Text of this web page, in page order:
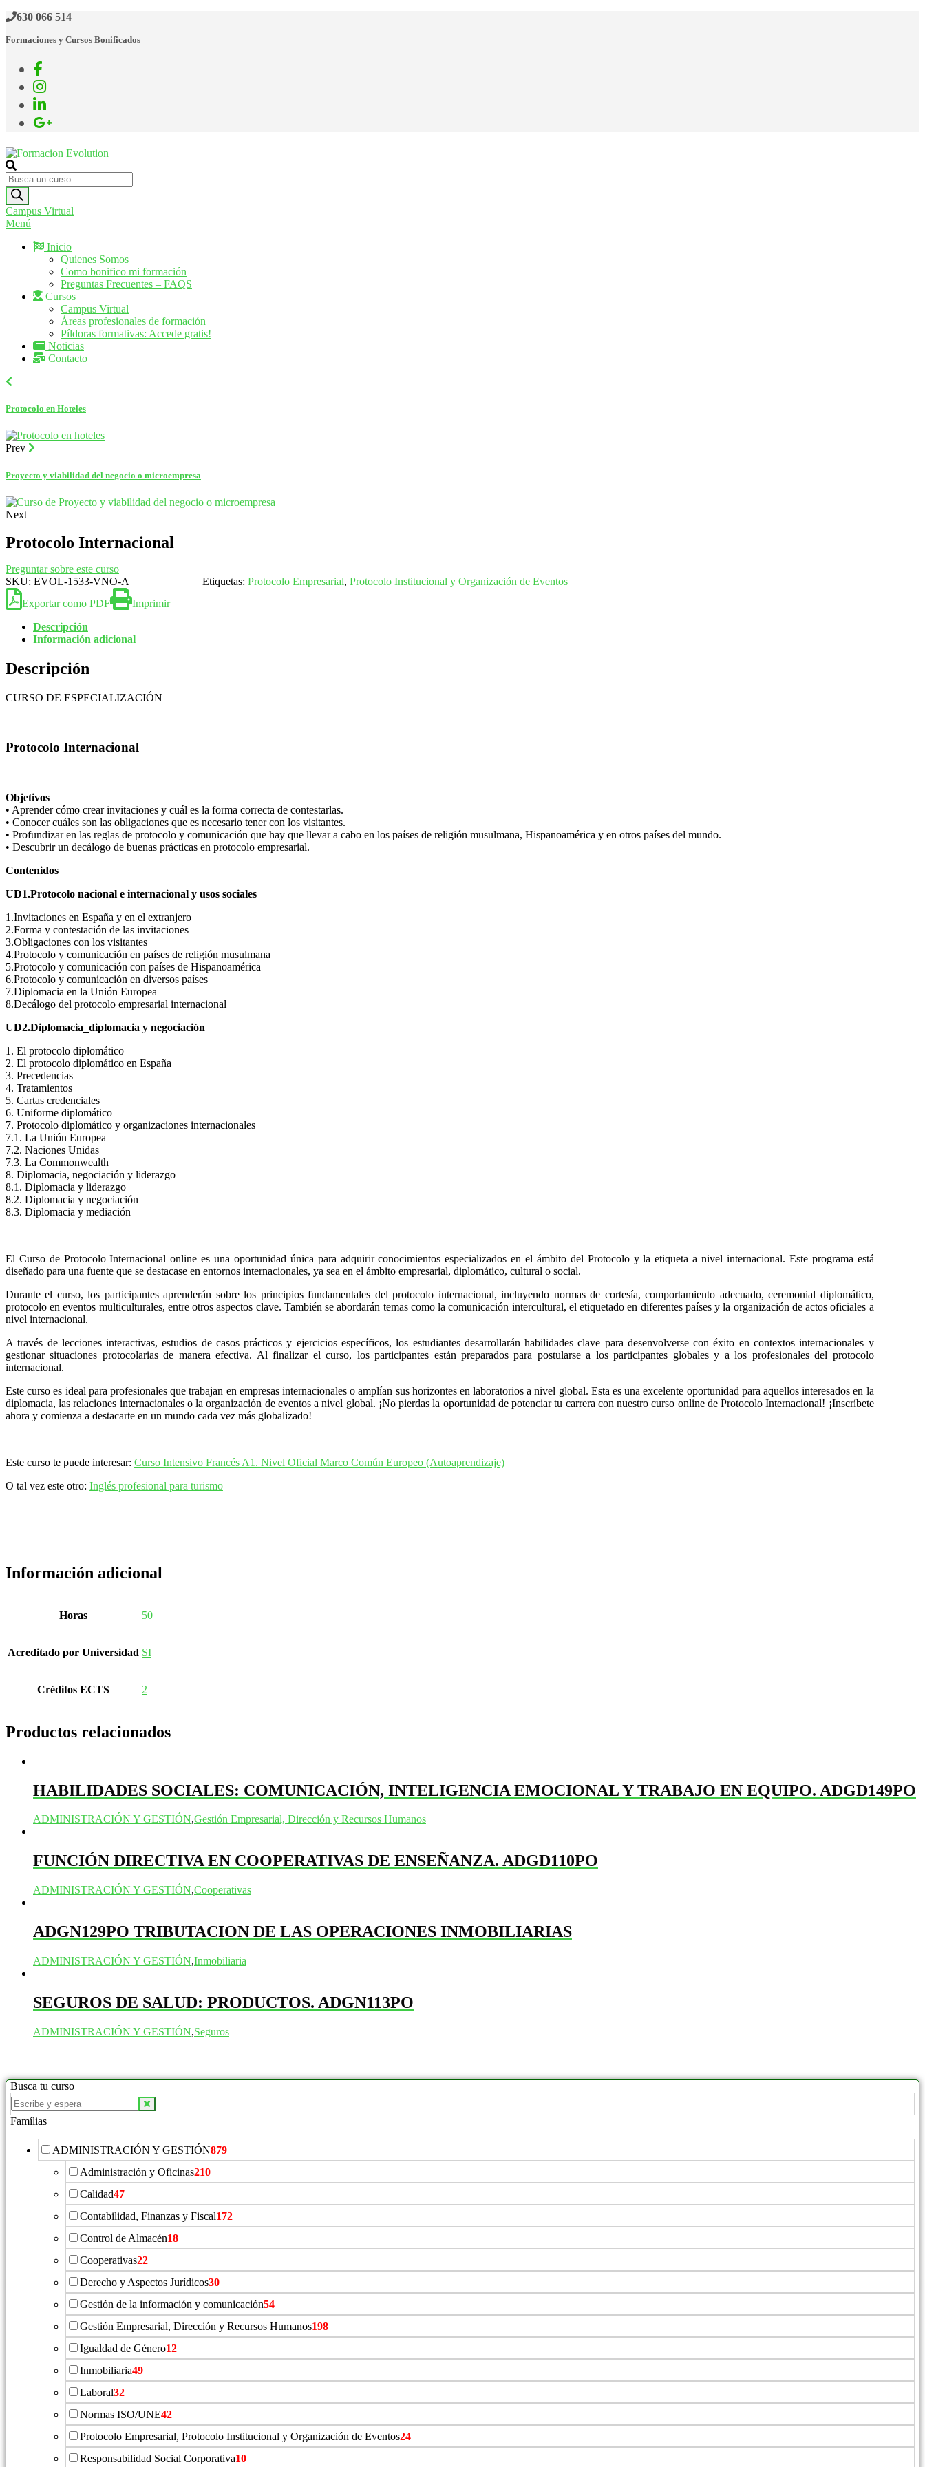
Saltar
contenido
630 066 514
Formaciones y Cursos Bonificados
Formacion Evolution
Cursos de formación continua
Búsqueda
de
productos
Campus Virtual
Menú
Inicio
Quienes Somos
Como bonifico mi formación
Preguntas Frecuentes – FAQS
Cursos
Campus Virtual
Áreas profesionales de formación
Píldoras formativas: Accede gratis!
Noticias
Contacto
Protocolo en Hoteles
Prev
Proyecto y viabilidad del negocio o microempresa
Next
Protocolo Internacional
Preguntar sobre este curso
SKU: EVOL-1533-VNO-A Etiquetas: Protocolo Empresarial, Protocolo Institucional y Organización de Eventos
Exportar como PDF
Imprimir
Descripción
Información adicional
Descripción
CURSO DE ESPECIALIZACIÓN
Protocolo Internacional
Objetivos
• Aprender cómo crear invitaciones y cuál es la forma correcta de contestarlas.
• Conocer cuáles son las obligaciones que es necesario tener con los visitantes.
• Profundizar en las reglas de protocolo y comunicación que hay que llevar a cabo en los países de religión musulmana, Hispanoamérica y en otros países del mundo.
• Descubrir un decálogo de buenas prácticas en protocolo empresarial.
Contenidos
UD1.Protocolo nacional e internacional y usos sociales
1.Invitaciones en España y en el extranjero
2.Forma y contestación de las invitaciones
3.Obligaciones con los visitantes
4.Protocolo y comunicación en países de religión musulmana
5.Protocolo y comunicación con países de Hispanoamérica
6.Protocolo y comunicación en diversos países
7.Diplomacia en la Unión Europea
8.Decálogo del protocolo empresarial internacional
UD2.Diplomacia_diplomacia y negociación
1. El protocolo diplomático
2. El protocolo diplomático en España
3. Precedencias
4. Tratamientos
5. Cartas credenciales
6. Uniforme diplomático
7. Protocolo diplomático y organizaciones internacionales
7.1. La Unión Europea
7.2. Naciones Unidas
7.3. La Commonwealth
8. Diplomacia, negociación y liderazgo
8.1. Diplomacia y liderazgo
8.2. Diplomacia y negociación
8.3. Diplomacia y mediación
El Curso de Protocolo Internacional online es una oportunidad única para adquirir conocimientos especializados en el ámbito del Protocolo y la etiqueta a nivel internacional. Este programa está
diseñado para una fuente que se destacase en entornos internacionales, ya sea en el ámbito empresarial, diplomático, cultural o social.
Durante el curso, los participantes aprenderán sobre los principios fundamentales del protocolo internacional, incluyendo normas de cortesía, comportamiento adecuado, ceremonial diplomático,
protocolo en eventos multiculturales, entre otros aspectos clave. También se abordarán temas como la comunicación intercultural, el etiquetado en diferentes países y la organización de actos oficiales a
nivel internacional.
A través de lecciones interactivas, estudios de casos prácticos y ejercicios específicos, los estudiantes desarrollarán habilidades clave para desenvolverse con éxito en contextos internacionales y
gestionar situaciones protocolarias de manera efectiva. Al finalizar el curso, los participantes están preparados para postularse a los participantes globales y a los profesionales del protocolo
internacional.
Este curso es ideal para profesionales que trabajan en empresas internacionales o amplían sus horizontes en laboratorios a nivel global. Esta es una excelente oportunidad para aquellos interesados ​​en la
diplomacia, las relaciones internacionales o la organización de eventos a nivel global. ¡No pierdas la oportunidad de potenciar tu carrera con nuestro curso online de Protocolo Internacional! ¡Inscríbete
ahora y comienza a destacarte en un mundo cada vez más globalizado!
Este curso te puede interesar: Curso Intensivo Francés A1. Nivel Oficial Marco Común Europeo (Autoaprendizaje)
O tal vez este otro: Inglés profesional para turismo
Información adicional
Horas 50
Acreditado por Universidad SI
Créditos ECTS 2
Productos relacionados
HABILIDADES SOCIALES: COMUNICACIÓN, INTELIGENCIA EMOCIONAL Y TRABAJO EN EQUIPO. ADGD149PO
ADMINISTRACIÓN Y GESTIÓN,Gestión Empresarial, Dirección y Recursos Humanos
FUNCIÓN DIRECTIVA EN COOPERATIVAS DE ENSEÑANZA. ADGD110PO
ADMINISTRACIÓN Y GESTIÓN,Cooperativas
ADGN129PO TRIBUTACION DE LAS OPERACIONES INMOBILIARIAS
ADMINISTRACIÓN Y GESTIÓN,Inmobiliaria
SEGUROS DE SALUD: PRODUCTOS. ADGN113PO
ADMINISTRACIÓN Y GESTIÓN,Seguros
Busca tu curso
Buscar
productos:
Famílias
ADMINISTRACIÓN Y GESTIÓN879
Administración y Oficinas210
Calidad47
Contabilidad, Finanzas y Fiscal172
Control de Almacén18
Cooperativas22
Derecho y Aspectos Jurídicos30
Gestión de la información y comunicación54
Gestión Empresarial, Dirección y Recursos Humanos198
Igualdad de Género12
Inmobiliaria49
Laboral32
Normas ISO/UNE42
Protocolo Empresarial, Protocolo Institucional y Organización de Eventos24
Responsabilidad Social Corporativa10